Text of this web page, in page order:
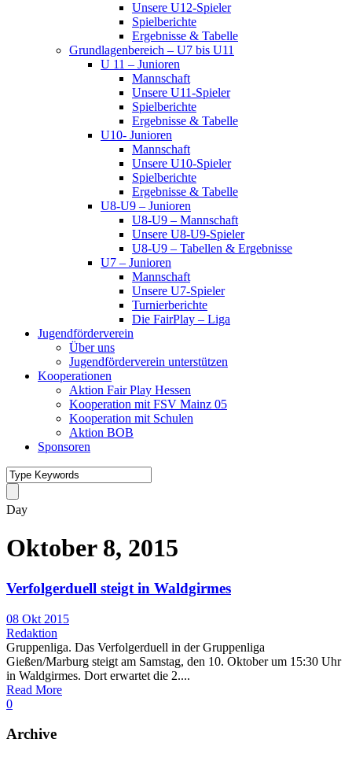
Unsere U12-Spieler
Spielberichte
Ergebnisse & Tabelle
Grundlagenbereich – U7 bis U11
U 11 – Junioren
Mannschaft
Unsere U11-Spieler
Spielberichte
Ergebnisse & Tabelle
U10- Junioren
Mannschaft
Unsere U10-Spieler
Spielberichte
Ergebnisse & Tabelle
U8-U9 – Junioren
U8-U9 – Mannschaft
Unsere U8-U9-Spieler
U8-U9 – Tabellen & Ergebnisse
U7 – Junioren
Mannschaft
Unsere U7-Spieler
Turnierberichte
Die FairPlay – Liga
Jugendförderverein
Über uns
Jugendförderverein unterstützen
Kooperationen
Aktion Fair Play Hessen
Kooperation mit FSV Mainz 05
Kooperation mit Schulen
Aktion BOB
Sponsoren
Day
Oktober 8, 2015
Verfolgerduell steigt in Waldgirmes
08 Okt 2015
Redaktion
Gruppenliga. Das Verfolgerduell in der Gruppenliga
Gießen/Marburg steigt am Samstag, den 10. Oktober um 15:30 Uhr
in Waldgirmes. Dort erwartet die 2....
Read More
0
Archive